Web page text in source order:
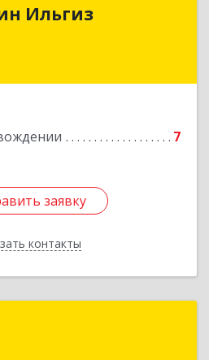
Ильгиз
7
заявку
контакты
Ильгиз
Подробнее
заявку
Назад